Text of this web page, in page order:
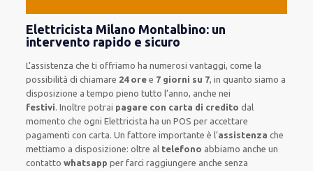
Elettricista Milano Montalbino: un
intervento rapido e sicuro
L’assistenza che tioffriamo ha numerosi vantaggi, come la
possibilità di chiamare 24 ore e 7 giorni su 7, in quanto siamo a
disposizione a tempo pieno tutto l’anno, anche nei
festivi.Inoltrepotrai pagare con carta di credito dal
momento che ogni Elettricista haun POSper accettare
pagamenticon carta.Un fattore importante è l’assistenza che
mettiamo a disposizione: oltre al telefono abbiamo anche un
contatto whatsappper farci raggiungere anche senza